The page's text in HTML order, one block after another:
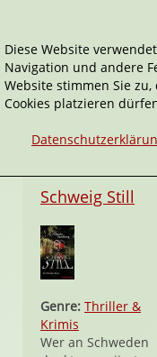
Midnight
Schweig Still
Genre: Thriller &
Krimis
Wer an Schweden
Diese Website
Navigation und andere
Website stimmen Sie
Cookies platzieren